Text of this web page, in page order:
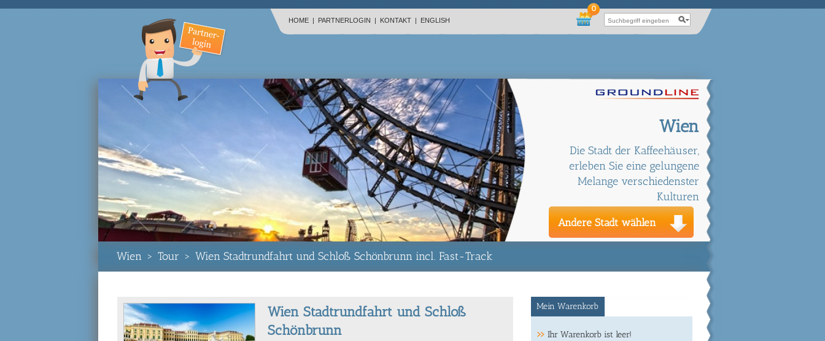
HOME | PARTNERLOGIN | KONTAKT | ENGLISH
0
Wien
Die Stadt der Kaffeehäuser,
erleben Sie eine gelungene
Melange verschiedenster
Kulturen
Andere Stadt wählen
Wien > Tour > Wien Stadtrundfahrt und Schloß Schönbrunn incl. Fast-Track
Wien Stadtrundfahrt und Schloß
Schönbrunn
Mein Warenkorb
Ihr Warenkorb ist leer!